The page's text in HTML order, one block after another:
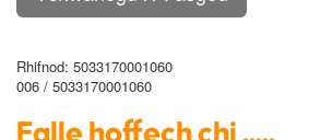
Rhifnod: 5033170001060
006 / 5033170001060